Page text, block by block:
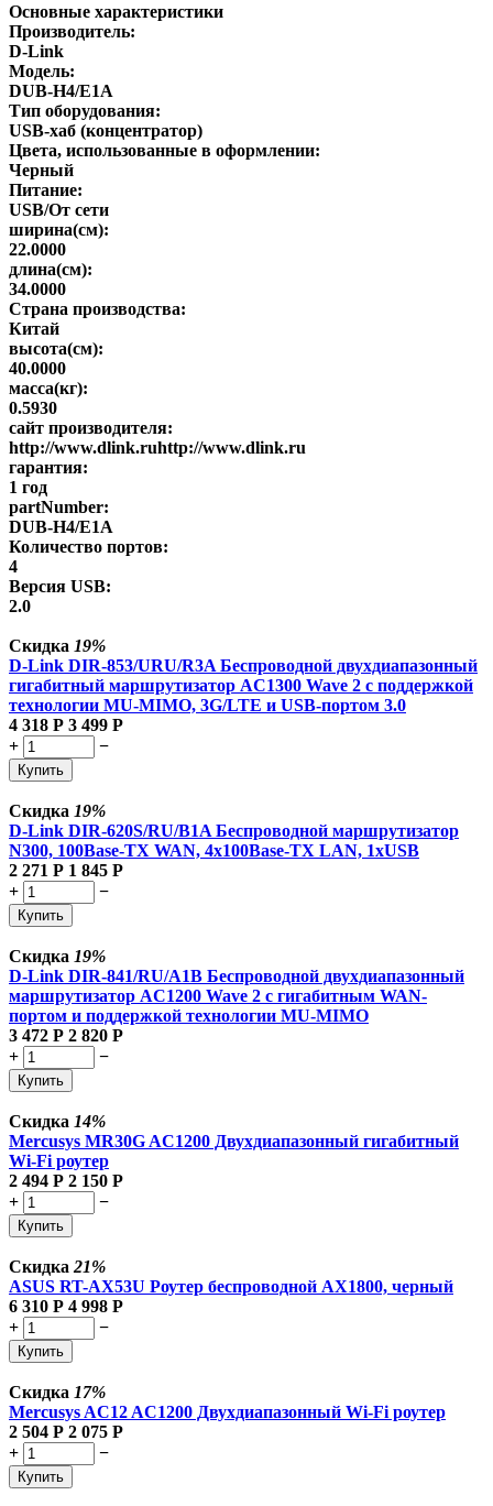
Основные характеристики
Производитель:
D-Link
Модель:
DUB-H4/E1A
Тип оборудования:
USB-хаб (концентратор)
Цвета, использованные в оформлении:
Черный
Питание:
USB/От сети
ширина(см):
22.0000
длина(см):
34.0000
Страна производства:
Китай
высота(см):
40.0000
масса(кг):
0.5930
сайт производителя:
http://www.dlink.ruhttp://www.dlink.ru
гарантия:
1 год
partNumber:
DUB-H4/E1A
Количество портов:
4
Версия USB:
2.0
Скидка 19%
D-Link DIR-853/URU/R3A Беспроводной двухдиапазонный
гигабитный маршрутизатор AC1300 Wave 2 с поддержкой
технологии MU-MIMO, 3G/LTE и USB-портом 3.0
4 318 Р 3 499 Р
+
−
Купить
Скидка 19%
D-Link DIR-620S/RU/B1A Беспроводной маршрутизатор
N300, 100Base-TX WAN, 4x100Base-TX LAN, 1xUSB
2 271 Р 1 845 Р
+
−
Купить
Скидка 19%
D-Link DIR-841/RU/A1B Беспроводной двухдиапазонный
маршрутизатор AC1200 Wave 2 с гигабитным WAN-
портом и поддержкой технологии MU-MIMO
3 472 Р 2 820 Р
+
−
Купить
Скидка 14%
Mercusys MR30G AC1200 Двухдиапазонный гигабитный
Wi-Fi роутер
2 494 Р 2 150 Р
+
−
Купить
Скидка 21%
ASUS RT-AX53U Роутер беспроводной AX1800, черный
6 310 Р 4 998 Р
+
−
Купить
Скидка 17%
Mercusys AC12 AC1200 Двухдиапазонный Wi-Fi роутер
2 504 Р 2 075 Р
+
−
Купить